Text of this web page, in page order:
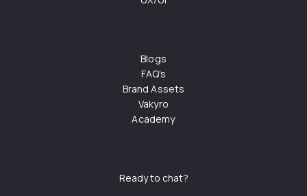
Blogs
FAQ's
Brand Assets
Vakyro
Academy
Ready to chat?